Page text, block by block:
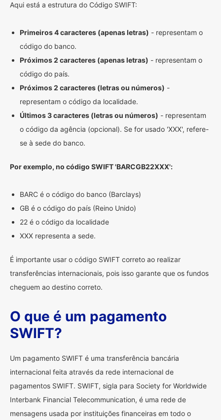
Aqui está a estrutura do Código SWIFT:
Primeiros 4 caracteres (apenas letras) - representam o
código do banco.
Próximos 2 caracteres (apenas letras) - representam o
código do país.
Próximos 2 caracteres (letras ou números) -
representam o código da localidade.
Últimos 3 caracteres (letras ou números) - representam
o código da agência (opcional). Se for usado 'XXX', refere-
se à sede do banco.
Por exemplo, no código SWIFT 'BARCGB22XXX':
BARC é o código do banco (Barclays)
GB é o código do país (Reino Unido)
22 é o código da localidade
XXX representa a sede.
É importante usar o código SWIFT correto ao realizar
transferências internacionais, pois isso garante que os fundos
cheguem ao destino correto.
O que é um pagamento
SWIFT?
Um pagamento SWIFT é uma transferência bancária
internacional feita através da rede internacional de
pagamentos SWIFT. SWIFT, sigla para Society for Worldwide
Interbank Financial Telecommunication, é uma rede de
mensagens usada por instituições financeiras em todo o